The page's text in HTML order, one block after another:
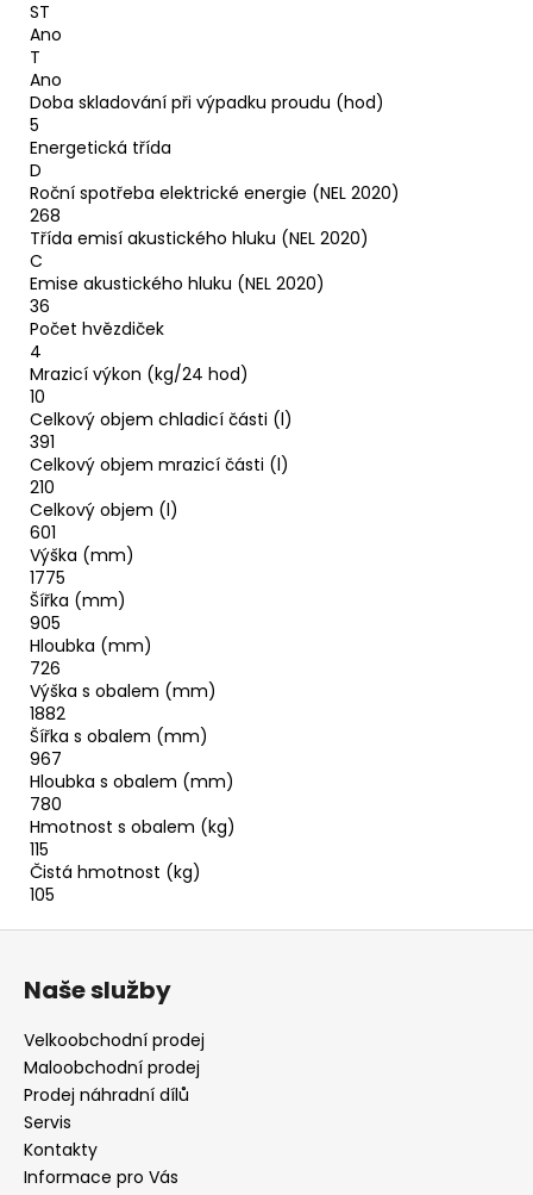
ST
Ano
T
Ano
Doba skladování při výpadku proudu (hod)
5
Energetická třída
D
Roční spotřeba elektrické energie (NEL 2020)
268
Třída emisí akustického hluku (NEL 2020)
C
Emise akustického hluku (NEL 2020)
36
Počet hvězdiček
4
Mrazicí výkon (kg/24 hod)
10
Celkový objem chladicí části (l)
391
Celkový objem mrazicí části (l)
210
Celkový objem (l)
601
Výška (mm)
1775
Šířka (mm)
905
Hloubka (mm)
726
Výška s obalem (mm)
1882
Šířka s obalem (mm)
967
Hloubka s obalem (mm)
780
Hmotnost s obalem (kg)
115
Čistá hmotnost (kg)
105
Naše služby
Velkoobchodní prodej
Maloobchodní prodej
Prodej náhradní dílů
Servis
Kontakty
Informace pro Vás